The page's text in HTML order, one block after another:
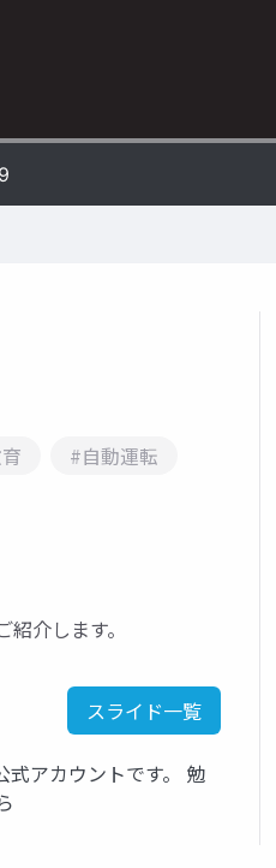
#自動運転
介します。
スライド一覧
アカウントです。 勉